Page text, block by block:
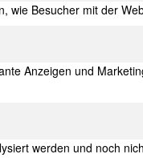
wie Besucher mit der
Anzeigen und
werden und noch